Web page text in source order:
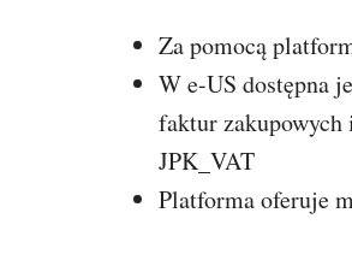
Za pomocą
W e-US dostępna
faktur zakupowych
JPK_VAT
Platforma oferuje